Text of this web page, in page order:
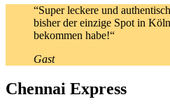
“Super leckere und
bisher der einzige Spot in
bekommen habe!“
Gast
Chennai Express